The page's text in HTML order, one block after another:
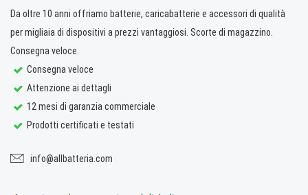
Da oltre 10 anni offriamo batterie, caricabatterie e accessori di qualità
per migliaia di dispositivi a prezzi vantaggiosi. Scorte di magazzino.
Consegna veloce.
Consegna veloce
Attenzione ai dettagli
12 mesi di garanzia commerciale
Prodotti certificati e testati
info@allbatteria.com